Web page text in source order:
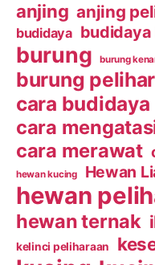
anjing anjing
budidaya
burung burung
burung
cara budidaya
cara
cara merawat
hewan kucing Hewan
hewan
hewan ternak
kelinci peliharaan